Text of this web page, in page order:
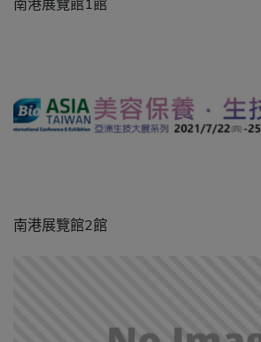
南港展覽館1館
南港展覽館2館